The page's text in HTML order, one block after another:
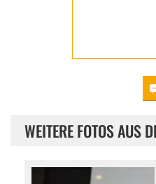
WEITERE FOTOS AUS